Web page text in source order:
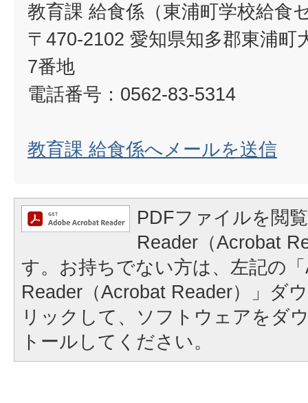
教育課 給食係（東浦町学校給食
〒470-2102 愛知県知多郡東浦町
7番地
電話番号：0562-83-5314
教育課 給食係へメールを送信
PDFファイルを閲
Reader（Acrobat
す。お持ちでない方は、左記の
Reader（Acrobat Reader）」ダ
リックして、ソフトウェアをダ
トールしてください。